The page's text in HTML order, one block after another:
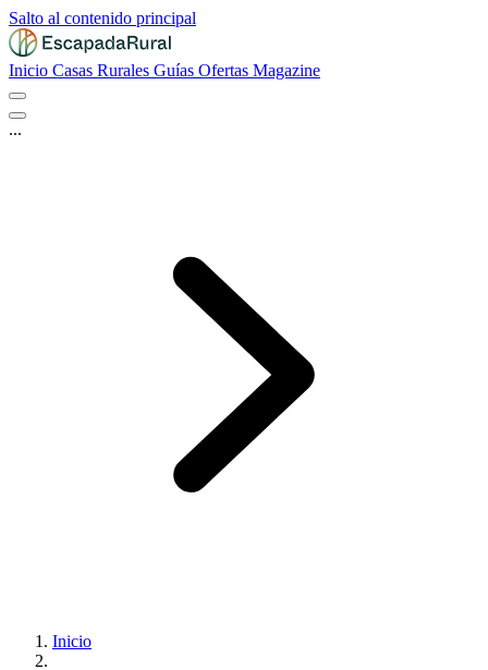
Salto al contenido principal
Inicio Casas Rurales Guías Ofertas Magazine
...
Inicio